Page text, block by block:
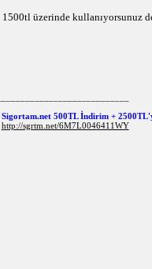
1500tl üzerinde kullanıyorsunuz
Sigortam.net 500TL İndirim +
http://sgrtm.net/6M7L0046411WY